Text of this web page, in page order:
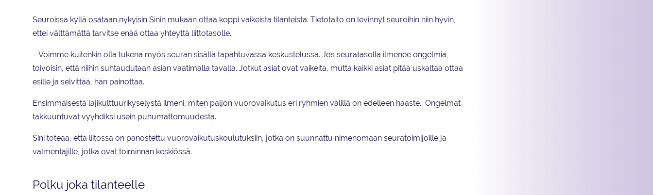
Seuroissa kyllä osataan nykyisin Sinin mukaan ottaa koppi vaikeista tilanteista. Tietotaito on levinnyt seuroihin niin hyvin,
ettei välttämättä tarvitse enää ottaa yhteyttä liittotasolle.
– Voimme kuitenkin olla tukena myös seuran sisällä tapahtuvassa keskustelussa. Jos seuratasolla ilmenee ongelmia,
toivoisin, että niihin suhtaudutaan asian vaatimalla tavalla. Jotkut asiat ovat vaikeita, mutta kaikki asiat pitää uskaltaa ottaa
esille ja selvittää, hän painottaa.
Ensimmäisestä lajikulttuurikyselystä ilmeni, miten paljon vuorovaikutus eri ryhmien välillä on edelleen haaste. Ongelmat
takkuuntuvat vyyhdiksi usein puhumattomuudesta.
Sini toteaa, että liitossa on panostettu vuorovaikutuskoulutuksiin, jotka on suunnattu nimenomaan seuratoimijoille ja
valmentajille, jotka ovat toiminnan keskiössä.
Polku joka tilanteelle